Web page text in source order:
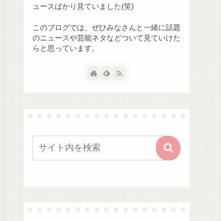
ュースばかり見ていました(笑)
このブログでは、ぜひみなさんと一緒に話題
のニュースや芸能ネタなどついて見ていけた
らと思っています。